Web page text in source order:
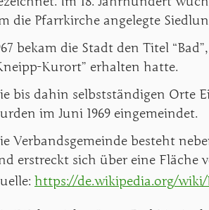
die Pfarrkirche angelegte
bekam die Stadt den Titel
Kurort” erhalten hatte.
bis dahin selbstständigen Orte
im Juni 1969 eingemeindet.
Verbandsgemeinde besteht
erstreckt sich über eine Fläche
https://de.wikipedia.org/wiki/